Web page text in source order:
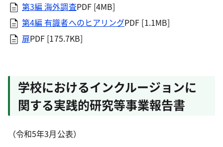
第3編 海外調査PDF [4MB]
第4編 有識者へのヒアリングPDF [1.1MB]
扉PDF [175.7KB]
学校におけるインクルージョンに
関する実践的研究等事業報告書
（令和5年3月公表）